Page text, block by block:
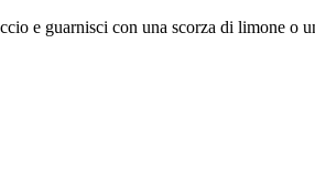
e guarnisci con una scorza di limone o